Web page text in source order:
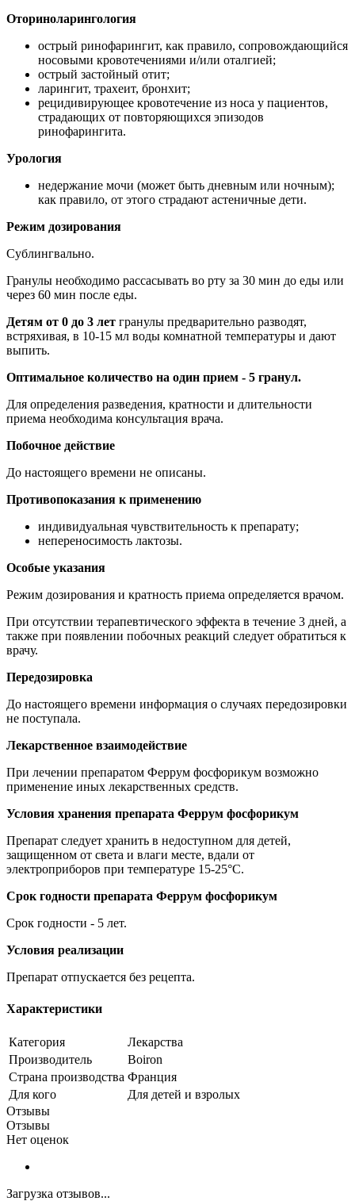
Оториноларингология
острый ринофарингит, как правило, сопровождающийся
носовыми кровотечениями и/или оталгией;
острый застойный отит;
ларингит, трахеит, бронхит;
рецидивирующее кровотечение из носа у пациентов,
страдающих от повторяющихся эпизодов
ринофарингита.
Урология
недержание мочи (может быть дневным или ночным);
как правило, от этого страдают астеничные дети.
Режим дозирования
Сублингвально.
Гранулы необходимо рассасывать во рту за 30 мин до еды или
через 60 мин после еды.
Детям от 0 до 3 лет гранулы предварительно разводят,
встряхивая, в 10-15 мл воды комнатной температуры и дают
выпить.
Оптимальное количество на один прием - 5 гранул.
Для определения разведения, кратности и длительности
приема необходима консультация врача.
Побочное действие
До настоящего времени не описаны.
Противопоказания к применению
индивидуальная чувствительность к препарату;
непереносимость лактозы.
Особые указания
Режим дозирования и кратность приема определяется врачом.
При отсутствии терапевтического эффекта в течение 3 дней, а
также при появлении побочных реакций следует обратиться к
врачу.
Передозировка
До настоящего времени информация о случаях передозировки
не поступала.
Лекарственное взаимодействие
При лечении препаратом Феррум фосфорикум возможно
применение иных лекарственных средств.
Условия хранения препарата Феррум фосфорикум
Препарат следует хранить в недоступном для детей,
защищенном от света и влаги месте, вдали от
электроприборов при температуре 15-25°C.
Срок годности препарата Феррум фосфорикум
Срок годности - 5 лет.
Условия реализации
Препарат отпускается без рецепта.
Характеристики
Категория
Лекарства
Производитель
Boiron
Страна производства Франция
Для кого
Для детей и взролых
Отзывы
Отзывы
Нет оценок
Загрузка отзывов...